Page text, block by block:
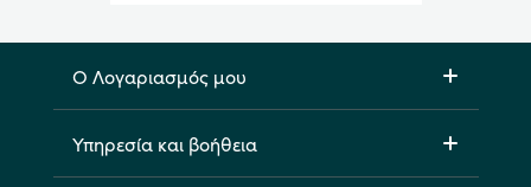
Ο Λογαριασμός μου
Υπηρεσία και βοήθεια